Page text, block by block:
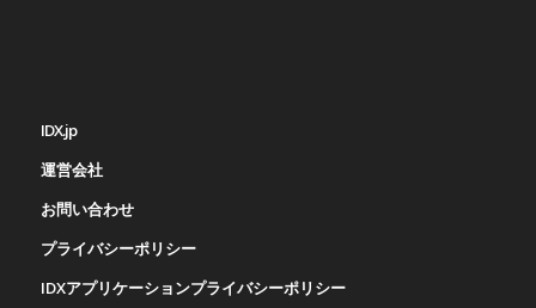
IDX.jp
運営会社
お問い合わせ
プライバシーポリシー
IDXアプリケーションプライバシーポリシー